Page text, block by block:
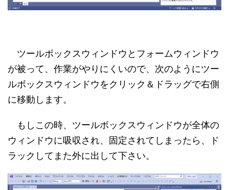
ツールボックスウィンドウとフォームウィンドウ
が被って、作業がやりにくいので、次のようにツー
ルボックスウィンドウをクリック＆ドラッグで右側
に移動します。
もしこの時、ツールボックスウィンドウが全体の
ウィンドウに吸収され、固定されてしまったら、ド
ラックしてまた外に出して下さい。